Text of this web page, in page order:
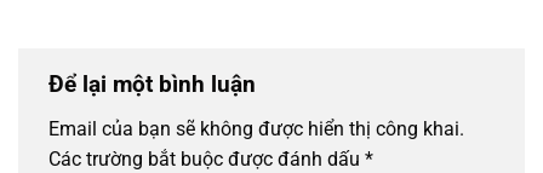
Để lại một bình luận
Email của bạn sẽ không được hiển thị công khai.
Các trường bắt buộc được đánh dấu *